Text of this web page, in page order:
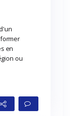
en
ou